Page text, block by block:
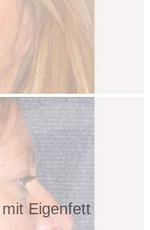
Eigenfett